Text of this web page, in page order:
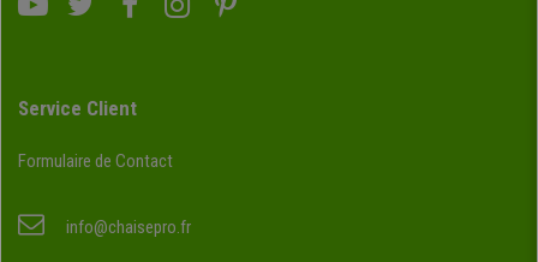
Service Client
Formulaire de Contact
info@chaisepro.fr